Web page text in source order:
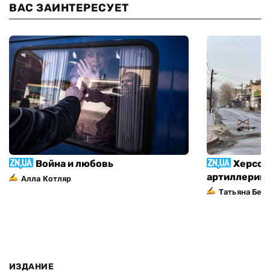
ВАС ЗАИНТЕРЕСУЕТ
Война и любовь
Алла Котляр
Татьяна
ИЗДАНИЕ